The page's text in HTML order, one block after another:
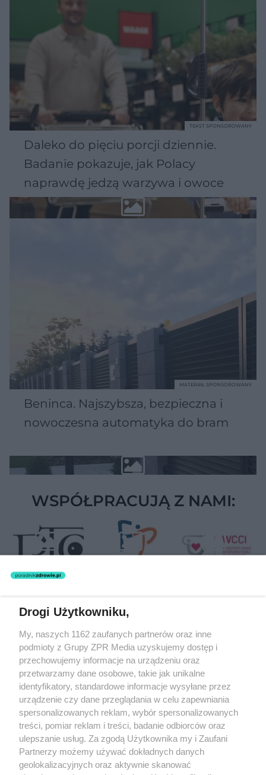
Daleko do pięciu porcji dziennie.
Badanie pokazuje, jak Polacy
naprawdę jedzą warzywa i owoce
TEKST SPONSOROWANY
Beninca. Najszybsza, bezpieczna i
nowoczesna automatyka do bram
MATERIAŁ SPONSOROWANY
WSPÓŁPRACUJĄ Z NAMI:
rozpowszechniany lub dalej rozpowszechniany w jakikolwiek sposób
(w tym także elektroniczny lub mechaniczny) na jakimkolwiek polu
eksploatacji w jakiejkolwiek formie, włącznie z umieszczaniem w
Internecie bez pisemnej zgody właściciela praw. Jakiekolwiek użycie
lub wykorzystanie utworów w całości lub w części z naruszeniem
prawa, tzn. bez właściwej zgody, jest zabronione pod groźbą kary i
może być ścigane prawnie.
Drogi Użytkowniku,
My, naszych 1162 zaufanych partnerów oraz inne
podmioty z Grupy ZPR Media uzyskujemy dostęp i
przechowujemy informacje na urządzeniu oraz
przetwarzamy dane osobowe, takie jak unikalne
identyfikatory, standardowe informacje wysyłane przez
urządzenie czy dane przeglądania w celu zapewniania
spersonalizowanych reklam, wybór spersonalizowanych
treści, pomiar reklam i treści, badanie odbiorców oraz
ulepszanie usług. Za zgodą Użytkownika my i Zaufani
Partnerzy możemy używać dokładnych danych
geolokalizacyjnych oraz aktywnie skanować